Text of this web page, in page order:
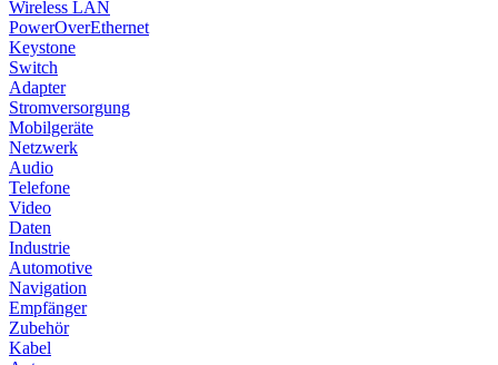
Wireless LAN
PowerOverEthernet
Keystone
Switch
Adapter
Stromversorgung
Mobilgeräte
Netzwerk
Audio
Telefone
Video
Daten
Industrie
Automotive
Navigation
Empfänger
Zubehör
Kabel